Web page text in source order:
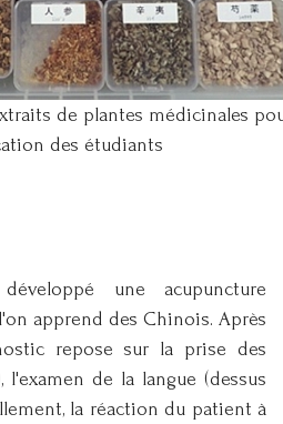
de plantes médicinales
des étudiants
une acupuncture
apprend des Chinois. Après
repose sur la prise des
l'examen de la langue (dessus
la réaction du patient à